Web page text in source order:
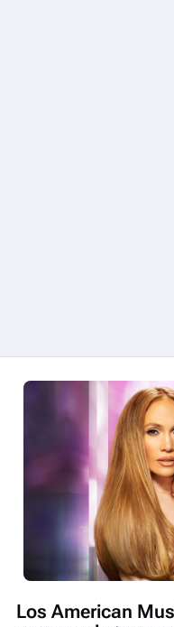
Los American